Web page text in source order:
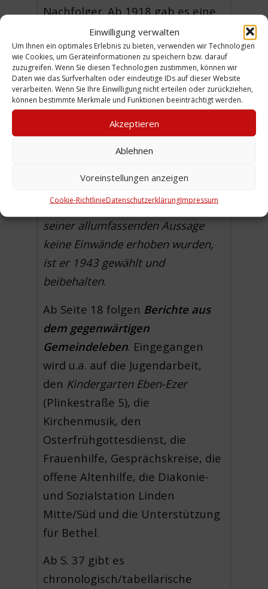
Einwilligung verwalten
Um Ihnen ein optimales Erlebnis zu bieten, verwenden wir Technologien
wie Cookies, um Geräteinformationen zu speichern bzw. darauf
zuzugreifen. Wenn Sie diesen Technologien zustimmen, können wir
Daten wie das Surfverhalten oder eindeutige IDs auf dieser Website
verarbeiten. Wenn Sie Ihre Einwilligung nicht erteilen oder zurückziehen,
können bestimmte Merkmale und Funktionen beeinträchtigt werden.
Akzeptieren
Ablehnen
Voreinstellungen anzeigen
Cookie-RichtlinieDatenschutzerklärungImpressum
Nachfolger. Ab 1918 gab es eine
zweite Pfarrstelle, die von
Meyerbesetzt wurde.
Am Ende dieses Kapitels wird mit
zwei Sätzen auf die
Umbenennung der Gemeinde im
Jahre 1943 eingegangen. Da
heißt es auf S. 17:Die Antwort
geschichtliche Lage gegeben sein
Da gegen den Namen „Erlöser“ mit
seiner allumfassenden Aussage
keine Einwände erhoben wurden,
ist er 1943 gewählt und
beibehalten.
Ab Seite 18 folgen Berichte aus
dem gegenwärtigen
Gemeindeleben. Eingegangen
wird u.a. auf die Jugendarbeit,
den Kindergarten Eben-Ezer
(Plinkestraße 5), die
Kirchenmusik, den
Osterfrühgottesdienst, die
Frauenhilfe, Gesprächskreise, die
offene Altenhilfe, die Diakonie-
und Sozialstation Linden
Mitte/Süd und die Unterstützung
für Bethel.
Ab S. 37 gibt es
chronologisch/tabellarische